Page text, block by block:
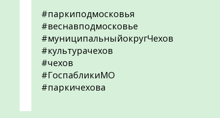
#паркиподмосковья
#веснавподмосковье
#муниципальныйокругЧехов
#культурачехов
#чехов
#ГоспабликиМО
#паркичехова